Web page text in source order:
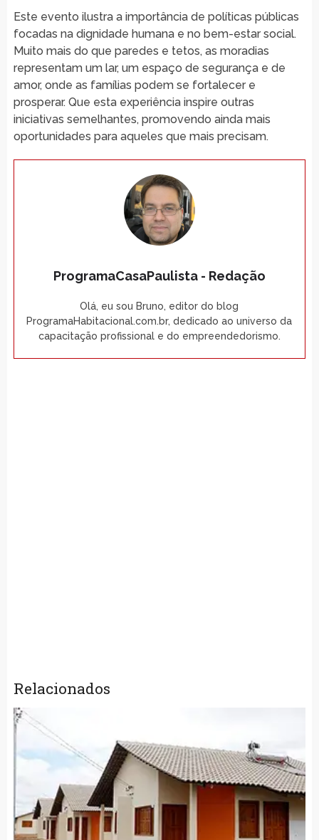
Este evento ilustra a importância de políticas públicas
focadas na dignidade humana e no bem-estar social.
Muito mais do que paredes e tetos, as moradias
representam um lar, um espaço de segurança e de
amor, onde as famílias podem se fortalecer e
prosperar. Que esta experiência inspire outras
iniciativas semelhantes, promovendo ainda mais
oportunidades para aqueles que mais precisam.
ProgramaCasaPaulista - Redação
Olá, eu sou Bruno, editor do blog
ProgramaHabitacional.com.br, dedicado ao universo da
capacitação profissional e do empreendedorismo.
Relacionados